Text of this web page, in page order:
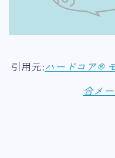
引用元:ハードコア®
合メ